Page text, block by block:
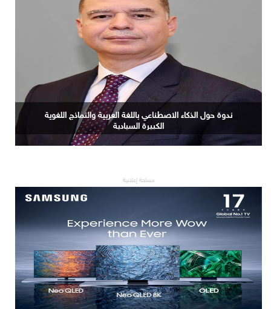
ندوة حول الذكاء الاصطناعي باللغة العربية والنماذج اللغوية
الكبيرة السيادية
مساحة إعلانية